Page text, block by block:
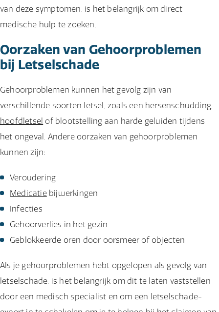
van deze symptomen, is het belangrijk om direct
medische hulp te zoeken.
Oorzaken van Gehoorproblemen
bij Letselschade
Gehoorproblemen kunnen het gevolg zijn van
verschillende soorten letsel, zoals een hersenschudding,
hoofdletsel of blootstelling aan harde geluiden tijdens
het ongeval. Andere oorzaken van gehoorproblemen
kunnen zijn:
Veroudering
Medicatiebijwerkingen
Infecties
Gehoorverlies in het gezin
Geblokkeerde oren door oorsmeer of objecten
Als je gehoorproblemen hebt opgelopen als gevolg van
letselschade, is het belangrijk om dit te laten vaststellen
door een medisch specialist en om een letselschade-